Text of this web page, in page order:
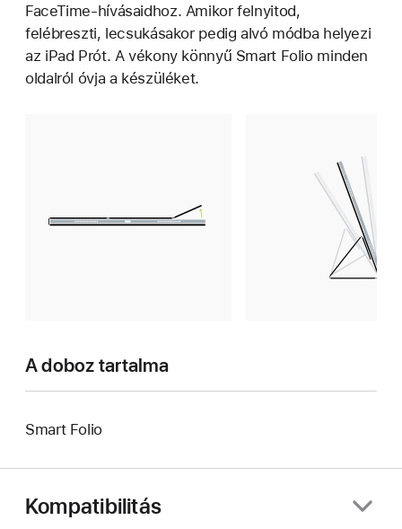
FaceTime-hívásaidhoz. Amikor felnyitod,
felébreszti, lecsukásakor pedig alvó módba helyezi
az iPad Prót. A vékony könnyű Smart Folio minden
oldalról óvja a készüléket.
A doboz tartalma
Smart Folio
Kompatibilitás